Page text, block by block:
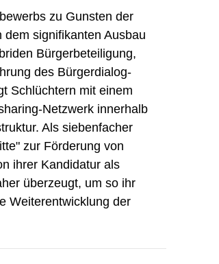
zu Gunsten der
signifikanten Ausbau
Bürgerbeteiligung,
des Bürgerdialog-
Schlüchtern mit einem
Netzwerk innerhalb
Als siebenfacher
zur Förderung von
ihrer Kandidatur als
überzeugt, um so ihr
Weiterentwicklung der